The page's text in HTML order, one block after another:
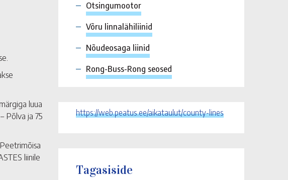
luua
Põlva ja 75
liinile
Otsingumootor
Võru linnalähiliinid
Nõudeosaga liinid
Rong-Buss-Rong seosed
https://web.peatus.ee/aikataulut/county-lines
Tagasiside